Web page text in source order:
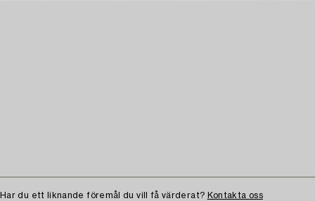
Har du ett liknande föremål du vill få värderat? Kontakta oss